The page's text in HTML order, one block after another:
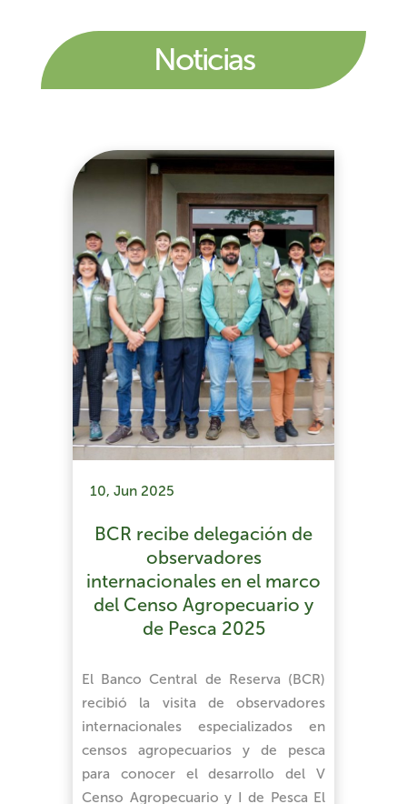
Noticias
10, Jun 2025
BCR recibe delegación de
observadores
internacionales en el marco
del Censo Agropecuario y
de Pesca 2025
El Banco Central de Reserva (BCR)
recibió la visita de observadores
internacionales especializados en
censos agropecuarios y de pesca
para conocer el desarrollo del V
Censo Agropecuario y I de Pesca El